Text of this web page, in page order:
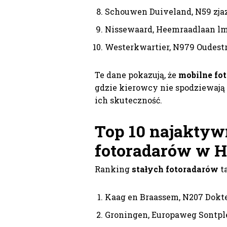
Schouwen Duiveland, N59
Nissewaard, Heemraadlaan
Westerkwartier, N979
Te dane pokazują, że mobilne
gdzie kierowcy nie
ich skuteczność.
Top 10
fotoradarów w
Ranking stałych fotoradarów
Kaag en Braassem, N207
Groningen, Europaweg